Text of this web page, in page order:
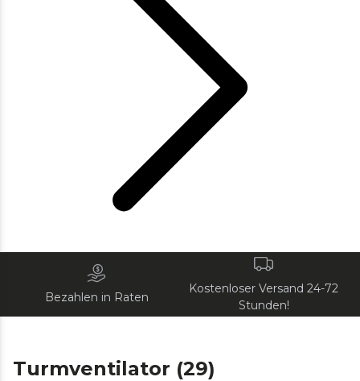
Bezahlen in Raten
Kostenloser Versand 24-72
Stunden!
Turmventilator (29)